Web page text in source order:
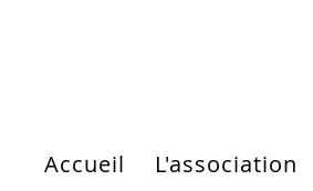
Accueil L'association